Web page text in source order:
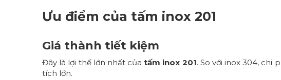
Ưu điểm của tấm inox 201
Giá thành tiết kiệm
Đây là lợi thế lớn nhất củatấm inox 201. So với inox 304,
tích lớn.